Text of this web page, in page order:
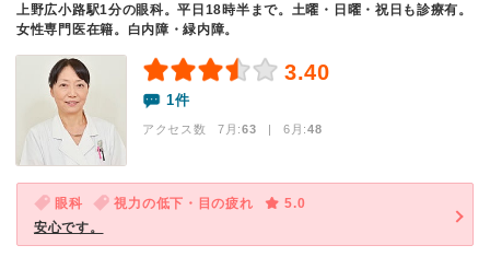
上野広小路駅1分の眼科。平日18時半まで。土曜・日曜・祝日も診療有。
女性専門医在籍。白内障・緑内障。
3.40
1件
アクセス数 7月:63 | 6月:48
眼科 視力の低下・目の疲れ
5.0
安心です。